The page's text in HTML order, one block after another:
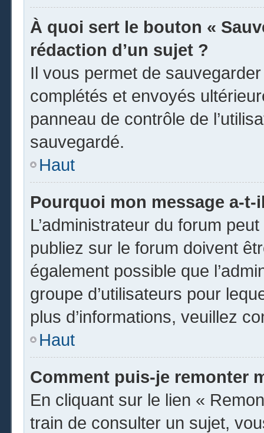
À quoi sert le bouton «
rédaction d’un sujet ?
Il vous permet de
complétés et envoyés
panneau de contrôle de
sauvegardé.
Haut
Pourquoi mon message a-
L’administrateur du forum
publiez sur le forum doivent
également possible que
groupe d’utilisateurs pour
plus d’informations, veuillez
Haut
Comment puis-je remonter
En cliquant sur le lien «
train de consulter un sujet,